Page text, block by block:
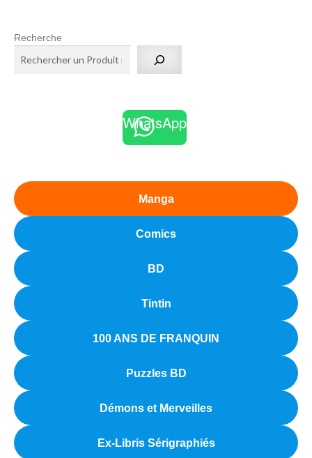
Recherche
WhatsApp
Manga
Comics
BD
Tintin
100 ANS DE FRANQUIN
Puzzles BD
Démons et Merveilles
Ex-Libris Sérigraphiés